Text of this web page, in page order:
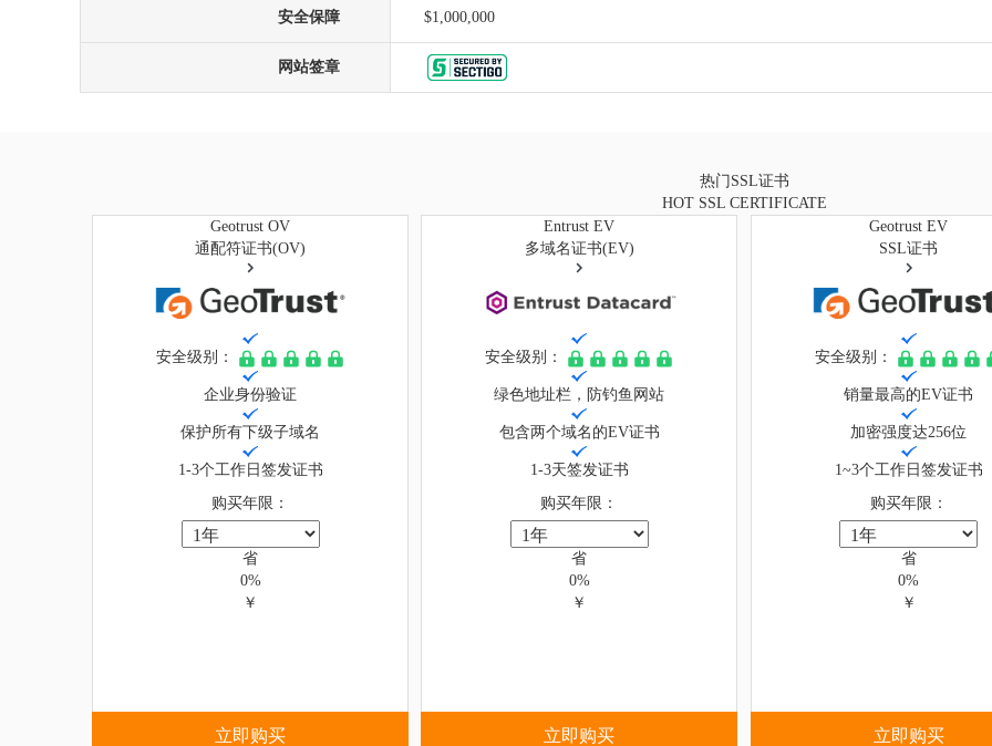
安全保障 $1,000,000
网站签章
热门SSL证书
HOT SSL CERTIFICATE
Geotrust OV
通配符证书(OV)
安全级别：
企业身份验证
保护所有下级子域名
1-3个工作日签发证书
购买年限：
省
0%
￥
立即购买
Entrust EV
多域名证书(EV)
安全级别：
绿色地址栏，防钓鱼网站
包含两个域名的EV证书
1-3天签发证书
购买年限：
省
0%
￥
立即购买
Geotrust EV
SSL证书
安全级别：
销量最高的EV证书
加密强度达256位
1~3个工作日签发证书
购买年限：
省
0%
￥
立即购买